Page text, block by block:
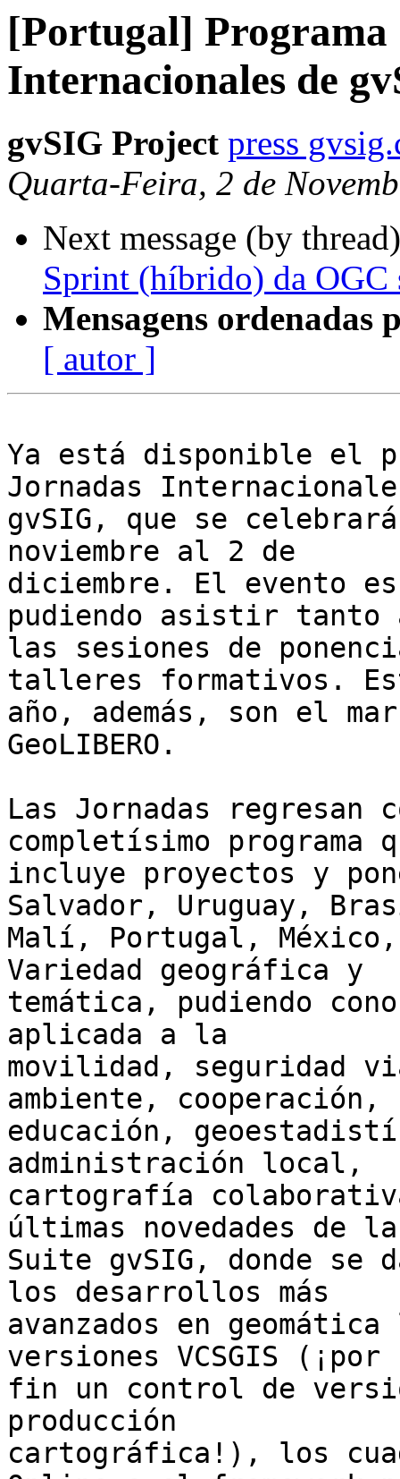
[Portugal] Programa
Internacionales de
gvSIG Project press
Quarta-Feira, 2 de
Next message (by
Sprint (híbrido) da OGC
Mensagens ordenadas
[ autor ]
Ya está disponible el
Jornadas
gvSIG, que se
noviembre al 2 de
diciembre. El evento
pudiendo asistir
las sesiones de
talleres formativos.
año, además, son el
GeoLIBERO.
Las Jornadas regresan
completísimo programa
incluye proyectos y
Salvador, Uruguay,
Malí, Portugal,
Variedad geográfica y
temática, pudiendo
aplicada a la
movilidad, seguridad
ambiente, cooperación,
educación,
administración local,
cartografía
últimas novedades de
Suite gvSIG, donde se
los desarrollos más
avanzados en
versiones VCSGIS (¡por
fin un control de
producción
cartográfica!), los